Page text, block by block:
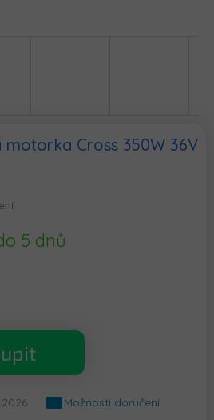
Cross 350W 36V
5 dnů
Možnosti doručení